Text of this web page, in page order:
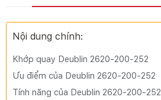
Nội dung chính:
Khớp quay Deublin 2620‑200‑252
Ưu điểm của Deublin 2620-200-252
Tính năng của Deublin 2620-200-252